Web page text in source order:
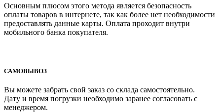
Основным плюсом этого метода является безопасность
оплаты товаров в интернете, так как более нет необходимости
предоставлять данные карты. Оплата проходит внутри
мобильного банка покупателя.
САМОВЫВОЗ
Вы можете забрать свой заказ со склада самостоятельно.
Дату и время погрузки необходимо заранее согласовать с
менеджером.